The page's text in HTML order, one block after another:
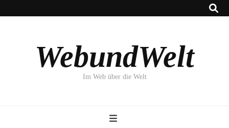
WebundWelt
Im Web über die Welt